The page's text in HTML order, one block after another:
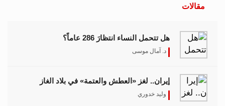
مقالات
هل تتحمل النساء انتظارَ 286 عاماً؟
د. آمال موسى
إيران.. لغز «العطش والعتمة» في بلاد الغاز
وليد خدوري